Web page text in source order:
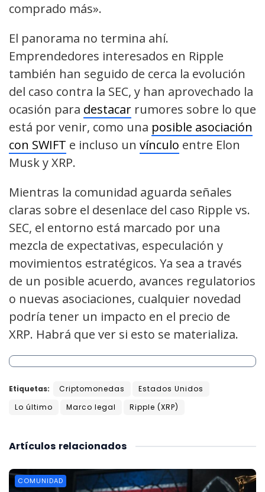
comprado más».
El panorama no termina ahí.
Emprendedores interesados en Ripple
también han seguido de cerca la evolución
del caso contra la SEC, y han aprovechado la
ocasión para destacar rumores sobre lo que
está por venir, como una posible asociación
con SWIFT e incluso un vínculo entre Elon
Musk y XRP.
Mientras la comunidad aguarda señales
claras sobre el desenlace del caso Ripple vs.
SEC, el entorno está marcado por una
mezcla de expectativas, especulación y
movimientos estratégicos. Ya sea a través
de un posible acuerdo, avances regulatorios
o nuevas asociaciones, cualquier novedad
podría tener un impacto en el precio de
XRP. Habrá que ver si esto se materializa.
Etiquetas: Criptomonedas
Estados Unidos
Lo último
Marco legal Ripple (XRP)
relacionados
Artículos
COMUNIDAD